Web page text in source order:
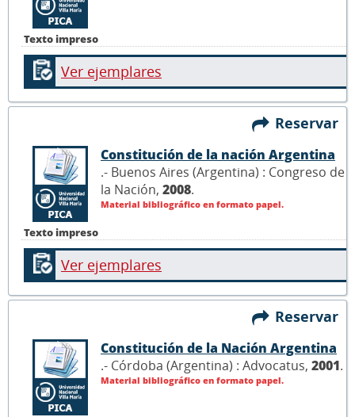
Texto impreso
Ver ejemplares
Reservar
Texto impreso
Constitución de la nación Argentina
.- Buenos Aires (Argentina) : Congreso de
la Nación, 2008.
Material bibliográfico en formato papel.
Ver ejemplares
Reservar
Constitución de la Nación Argentina
.- Córdoba (Argentina) : Advocatus, 2001.
Material bibliográfico en formato papel.